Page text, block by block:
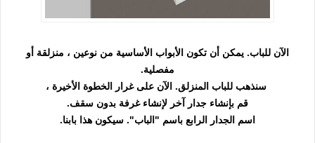
الآن للباب. يمكن أن تكون الأبواب الأساسية من نوعين ، منزلقة أو
مفصلية.
سنذهب للباب المنزلق. الآن على غرار الخطوة الأخيرة ،
قم بإنشاء جدار آخر لإنشاء غرفة بدون سقف.
اسم الجدار الرابع باسم "الباب". سيكون هذا بابنا.